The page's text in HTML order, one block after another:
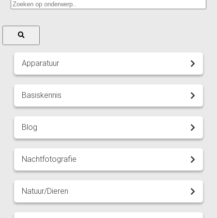
Apparatuur
Basiskennis
Blog
Nachtfotografie
Natuur/Dieren